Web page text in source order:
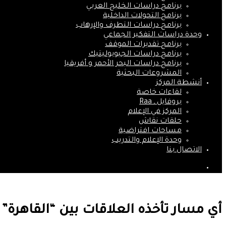
برنامج دراسات الخليج العربي
برنامج التحولات الداخلية
برنامج دراسات التطرف والإرهاب
وحدة دراسات التفكير الجماعي
برنامج تقديرات الموقف
برنامج دراسات الجيوبوليتيك
برنامج دراسات البحر الأحمر و أفريقيا
المشروعات البحثية
أنشطة المركز
لقاءات خاصة
بروفايل ـ Raa
المركز في الإعلام
حلقات نقاش
مساحات افتراضية
وحدة الإعلام والتدريب
الاتصال بنا
أي مسار تأخذه العلاقات بين